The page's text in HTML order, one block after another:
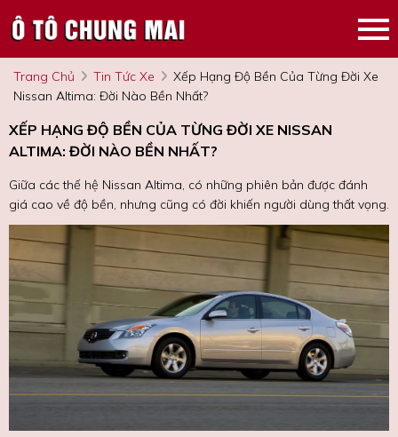
Trang Chủ Tin Tức Xe
Xếp Hạng Độ Bền Của Từng Đời Xe
Nissan Altima: Đời Nào Bền Nhất?
XẾP HẠNG ĐỘ BỀN CỦA TỪNG ĐỜI XE NISSAN
ALTIMA: ĐỜI NÀO BỀN NHẤT?
Giữa các thế hệ Nissan Altima, có những phiên bản được đánh
giá cao về độ bền, nhưng cũng có đời khiến người dùng thất vọng.